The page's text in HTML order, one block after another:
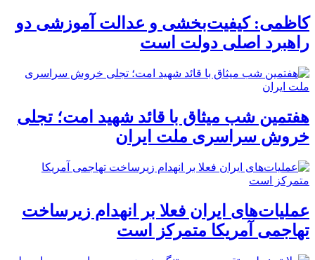
کاظمی: کیفیت‌بخشی و عدالت آموزشی دو
راهبرد اصلی دولت است
هفتمین شب میثاق با قائد شهید امت؛ تجلی
خروش سراسری ملت ایران
عملیات‌های ایران فعلا بر انهدام زیرساخت
تهاجمی آمریکا متمرکز است